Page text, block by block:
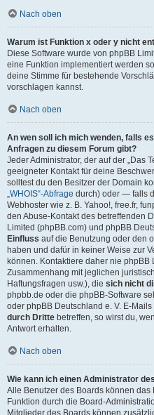
Nach oben
Warum ist Funktion x oder y nicht
Diese Software wurde von phpBB
eine Funktion implementiert werden
deine Stimme für bestehende
vorschlagen kannst.
Nach oben
An wen soll ich mich wenden, falls
Anfragen zu diesem Forum gibt?
Jeder Administrator, der auf der „Das
geeigneter Kontakt für deine
solltest du den Besitzer der Domain
„WHOIS“-Abfrage durch) oder — falls
Webhoster wie z. B. Yahoo!, free.fr,
den Abuse-Kontakt des betreffenden
Limited (phpBB.com) und phpBB
Einfluss auf die Benutzung oder den
haben und dafür in keiner Weise zur
können. Kontaktiere daher nie
Zusammenhang mit jeglichen
Haftungsfragen usw.), die sich nicht
phpbb.de oder die phpBB-Software
oder phpBB Deutschland e. V. E-
durch Dritte betreffen, so wirst du,
Antwort erhalten.
Nach oben
Wie kann ich einen Administrator
Alle Benutzer des Boards können
Funktion durch die Board-
Mitglieder des Boards können